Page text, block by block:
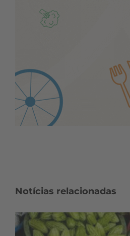
Notícias relacionadas